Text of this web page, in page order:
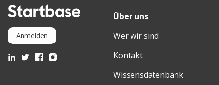
Anmelden
Über uns
Wer wir sind
Kontakt
Wissensdatenbank